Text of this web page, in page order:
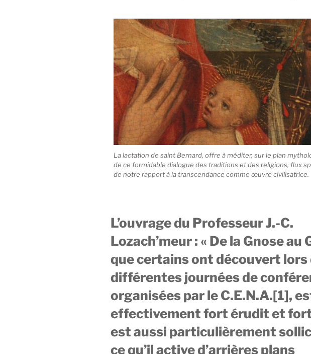
La lactation de saint Bernard, offre à méditer, sur le plan
de ce formidable dialogue des traditions et des religions, flux
de notre rapport à la transcendance comme œuvre civilisatrice.
L’ouvrage du Professeur J.-C.
Lozach’meur : « De la Gnose au
que certains ont découvert lors
différentes journées de
organisées par le C.E.N.A.[1],
effectivement fort érudit et
est aussi particulièrement
ce qu’il active d’arrières plans